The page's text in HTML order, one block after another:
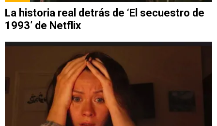
La historia real detrás de ‘El secuestro de
1993’ de Netflix